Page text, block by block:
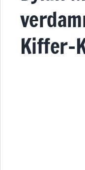
Kiffer-